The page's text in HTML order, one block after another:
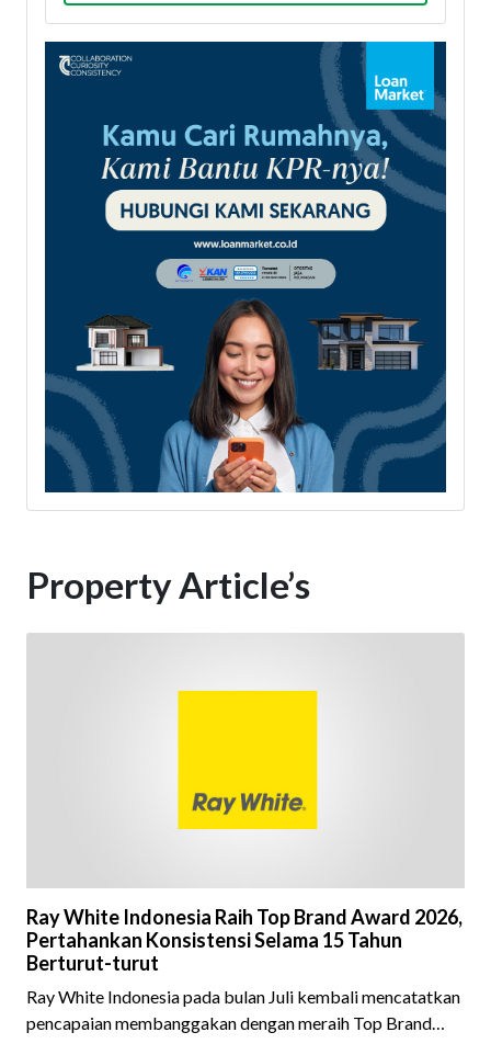
Property Article’s
Ray White Indonesia Raih Top Brand Award 2026,
Pertahankan Konsistensi Selama 15 Tahun
Berturut-turut
Ray White Indonesia pada bulan Juli kembali mencatatkan
pencapaian membanggakan dengan meraih Top Brand